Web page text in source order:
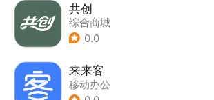
共创
综合商城
0.0
来来客
移动办公